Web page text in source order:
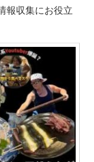
報収集にお役立